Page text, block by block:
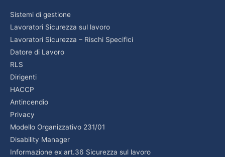
Sistemi di gestione
Lavoratori Sicurezza sul lavoro
Lavoratori Sicurezza – Rischi Specifici
Datore di Lavoro
RLS
Dirigenti
HACCP
Antincendio
Privacy
Modello Organizzativo 231/01
Disability Manager
Informazione ex art.36 Sicurezza sul lavoro